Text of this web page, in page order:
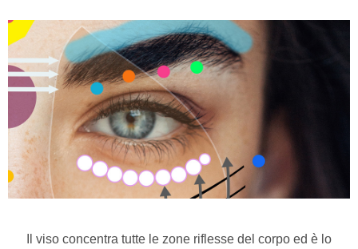
Il viso concentra tutte le zone riflesse del corpo ed è lo